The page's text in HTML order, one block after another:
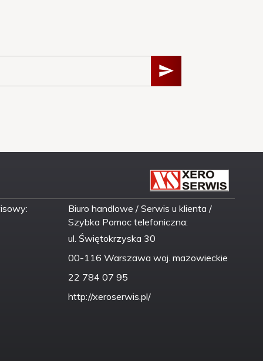
Biuro handlowe / Serwis u klienta /
Szybka Pomoc telefoniczna:
ul. Świętokrzyska 30
00-116 Warszawa woj. mazowieckie
22 784 07 95
http://xeroserwis.pl/